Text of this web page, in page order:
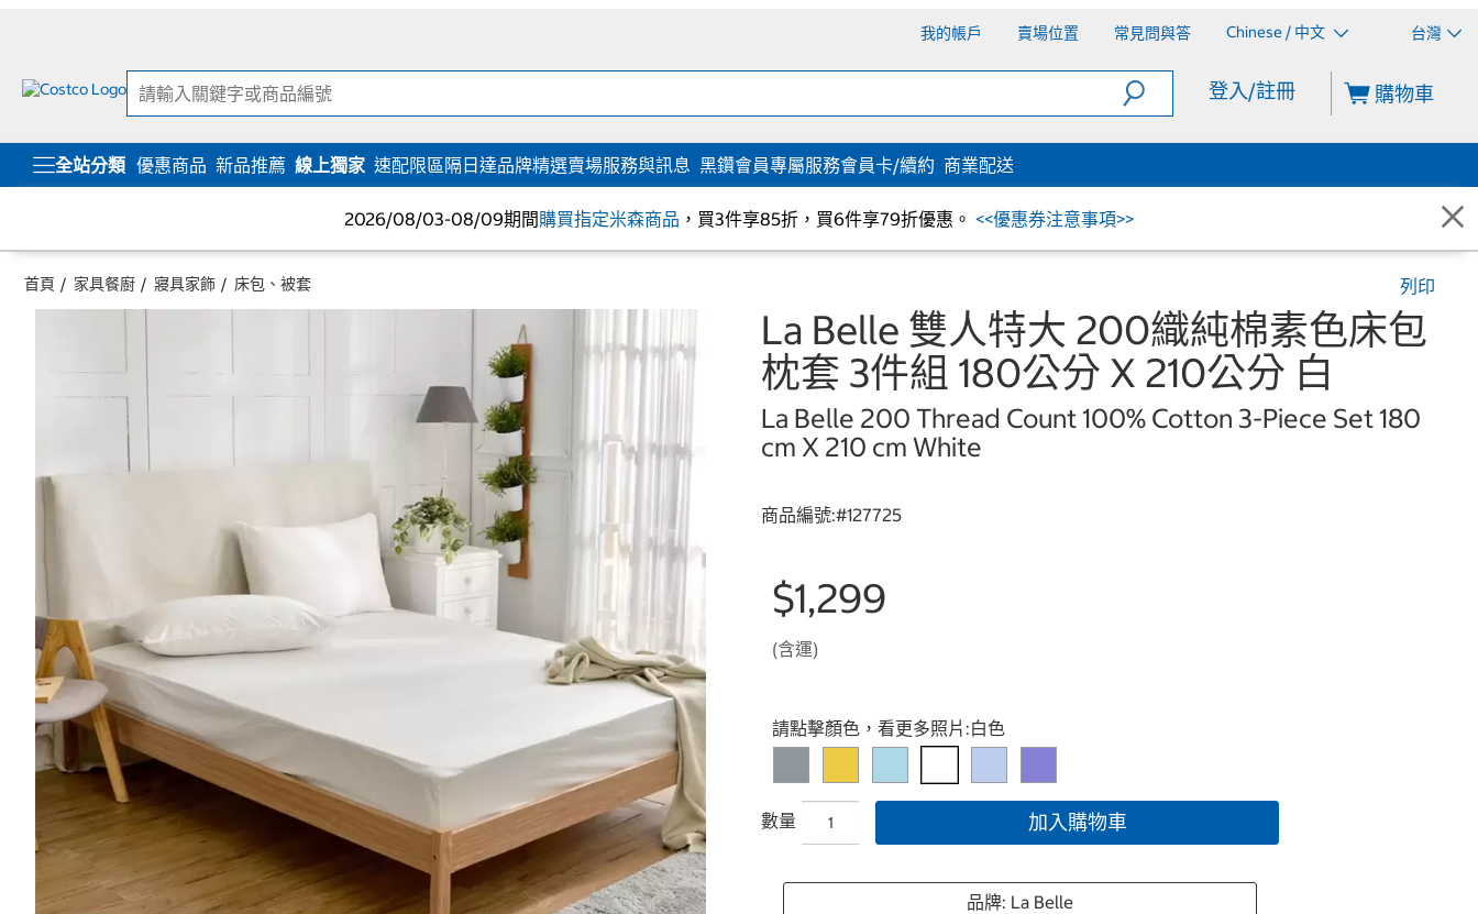
我的帳戶 賣場位置 常見問與答 Chinese / 中文 台灣
登入/註冊 購物車
全站分類 優惠商品 新品推薦 線上獨家 速配限區隔日達品牌精選賣場服務與訊息 黑鑽會員專屬服務會員卡/續約 商業配送
2026/08/03-08/09期間購買指定米森商品 ，買3件享85折，買6件享79折優惠。 <<優惠券注意事項>>
首頁 家具餐廚 寢具家飾 床包、被套 列印
La Belle 雙人特大 200織純棉素色床包
枕套 3件組 180公分 X 210公分 白
La Belle 200 Thread Count 100% Cotton 3-Piece Set 180
cm X 210 cm White
商品編號:#127725
$1,299
(含運)
Select product
請點擊顏色，看更多照片:白色
數量 加入購物車
品牌: La Belle